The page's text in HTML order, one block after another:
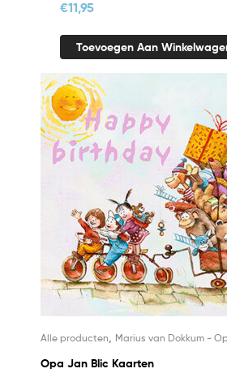
€11,95
Toevoegen Aan
Alle producten, Marius van Dokkum -
Opa Jan Blic Kaarten